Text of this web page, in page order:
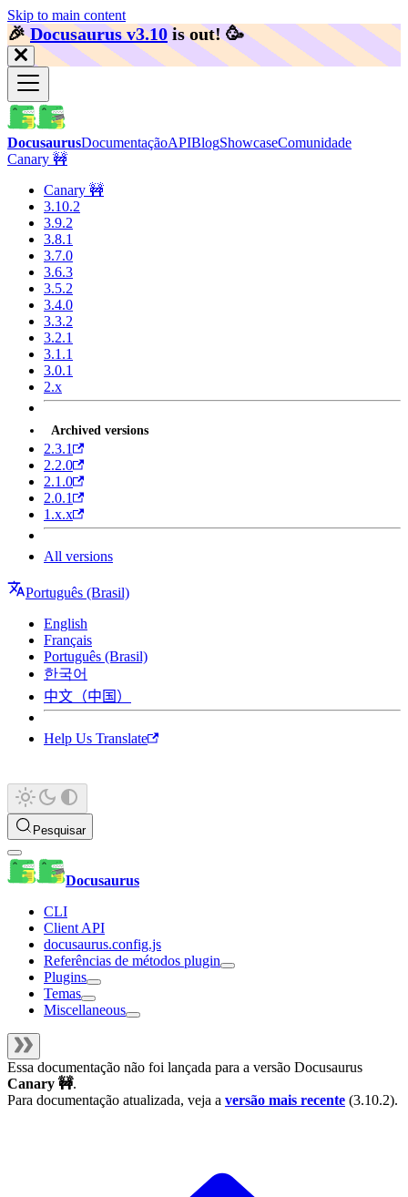
Skip to main content
🎉️Docusaurus v3.10 is out! 🥳️
DocusaurusDocumentaçãoAPIBlogShowcaseComunidade
Canary 🚧
Canary 🚧
3.10.2
3.9.2
3.8.1
3.7.0
3.6.3
3.5.2
3.4.0
3.3.2
3.2.1
3.1.1
3.0.1
2.x
Archived versions
2.3.1
2.2.0
2.1.0
2.0.1
1.x.x
All versions
Português (Brasil)
English
Français
Português (Brasil)
한국어
中文（中国）
Help Us Translate
Pesquisar
Docusaurus
CLI
Client API
docusaurus.config.js
Referências de métodos plugin
Plugins
Temas
Miscellaneous
Essa documentação não foi lançada para a versão Docusaurus
Canary 🚧.
Para documentação atualizada, veja a versão mais recente (3.10.2).